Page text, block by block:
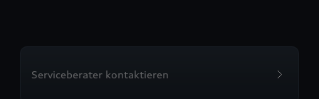
Serviceberater kontaktieren